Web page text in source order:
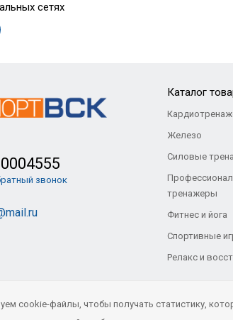
сетях
звонок
Каталог
Железо
Силовые
тренажеры
Фитнес и йога
Спортивные
Релакс и
защищены. «Спорт-ВСК» 2021- 2026
cookie-файлы, чтобы получать статистику,